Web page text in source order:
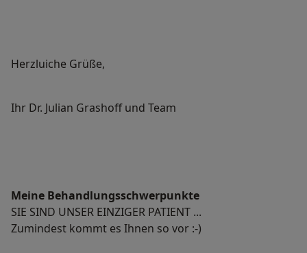
Herzluiche Grüße,
Ihr Dr. Julian Grashoff und Team
Meine Behandlungs­schwerpunkte
SIE SIND UNSER EINZIGER PATIENT ...
Zumindest kommt es Ihnen so vor :-)